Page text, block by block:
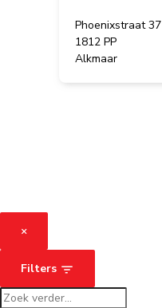
Phoenixstraat 37
1812 PP
Alkmaar
×
Filters